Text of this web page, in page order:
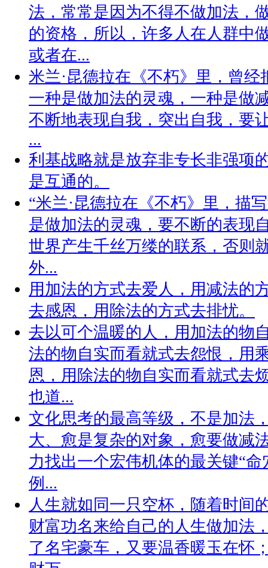
法，常常是因为不得不做加法，
的资格，所以，许多人在人群中
或者在...
米兰·昆德拉在《不朽》里，曾
一种是做加法的灵魂，一种是做
不断地表现自我，突出自我，要
...
利基战略就是放弃非专长非强项
是互通的。
“米兰·昆德拉在《不朽》里，描
是做加法的灵魂，要不断的表现
世界产生千丝万缕的联系，否则
外...
用加法的方式去爱人，用减法的
去感恩，用除法的方式去排忧。
去以可个温暖的人，用加法的物
法的物自实而看就式去怨恨，用
恩，用除法的物自实而看就式去
也道...
文化思考的最高等级，不是加法
大、愈是复杂的对象，愈要做减
力找出一个宏伟机体的最关键“
例...
人生就如同一只空杯，随着时间
财富功名来给自己的人生做加法
了名宅豪车，又要温香暖玉在怀